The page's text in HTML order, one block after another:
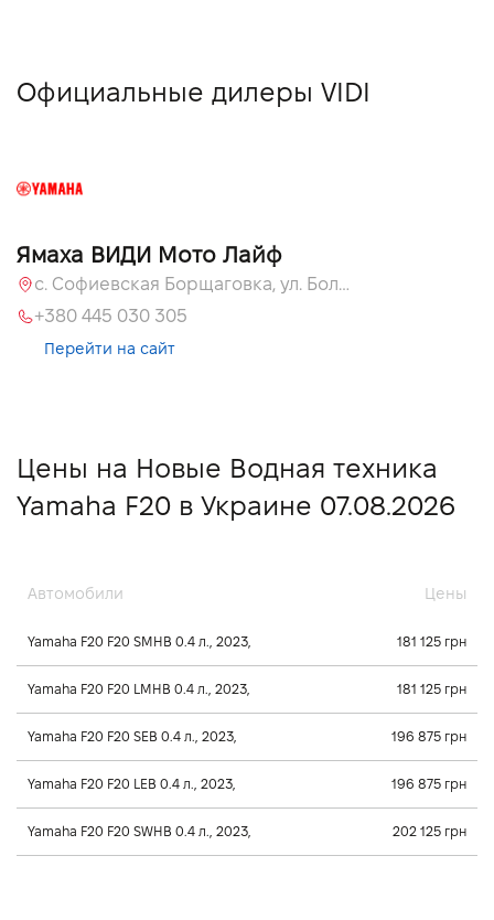
Официальные дилеры VIDI
Ямаха ВИДИ Мото Лайф
с. Софиевская Борщаговка, ул. Большая Кольцевая, 58
+380 445 030 305
Перейти на сайт
Цены на Новые Водная техника
Yamaha F20 в Украине 07.08.2026
Автомобили Цены
Yamaha F20 F20 SMHB 0.4 л., 2023, 181 125 грн
Yamaha F20 F20 LMHB 0.4 л., 2023, 181 125 грн
Yamaha F20 F20 SEB 0.4 л., 2023, 196 875 грн
Yamaha F20 F20 LEB 0.4 л., 2023, 196 875 грн
Yamaha F20 F20 SWHB 0.4 л., 2023, 202 125 грн